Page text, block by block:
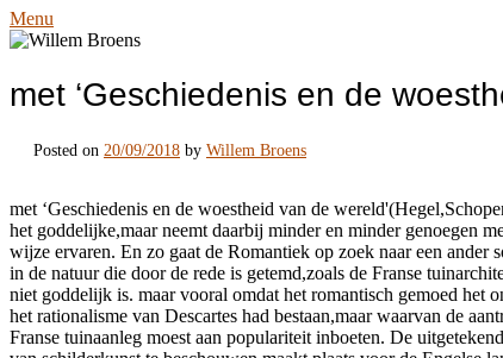
Menu
met ‘Geschiedenis en de
Posted on 20/09/2018 by Willem Broens
met ‘Geschiedenis en de woestheid van de
het goddelijke,maar neemt daarbij minder en minder genoegen
wijze ervaren. En zo gaat de Romantiek op zoek naar een
in de natuur die door de rede is getemd,zoals de Franse
niet goddelijk is. maar vooral omdat het romantisch gemoed het
het rationalisme van Descartes had bestaan,maar waarvan de
Franse tuinaanleg moest aan populariteit inboeten. De